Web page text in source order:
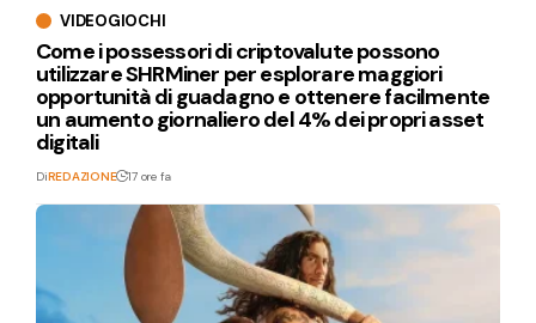
VIDEOGIOCHI
Come i possessori di criptovalute possono
utilizzare SHRMiner per esplorare maggiori
opportunità di guadagno e ottenere facilmente
un aumento giornaliero del 4% dei propri asset
digitali
DiREDAZIONE 17 ore fa